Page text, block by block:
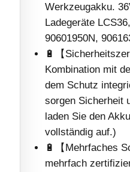
Werkzeugakku.
Ladegeräte
90601950N,
🔋【
Kombination mit
dem Schutz
sorgen Sicherheit
laden Sie den
vollständig auf.)
🔋【Mehrfaches
mehrfach